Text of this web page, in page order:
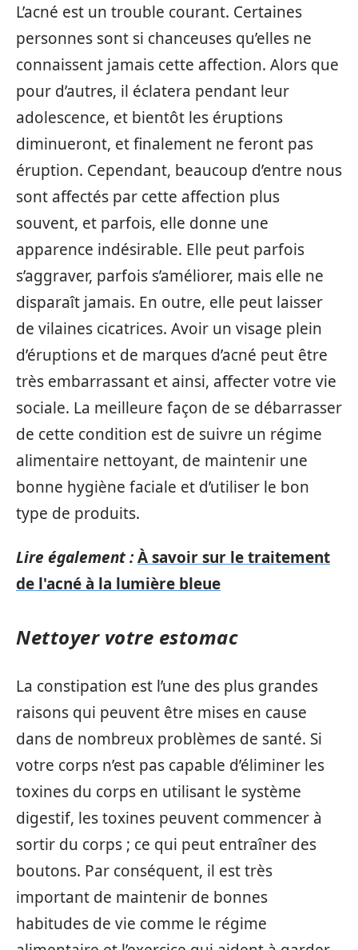
L’acné est un trouble courant. Certaines
personnes sont si chanceuses qu’elles ne
connaissent jamais cette affection. Alors que
pour d’autres, il éclatera pendant leur
adolescence, et bientôt les éruptions
diminueront, et finalement ne feront pas
éruption. Cependant, beaucoup d’entre nous
sont affectés par cette affection plus
souvent, et parfois, elle donne une
apparence indésirable. Elle peut parfois
s’aggraver, parfois s’améliorer, mais elle ne
disparaît jamais. En outre, elle peut laisser
de vilaines cicatrices. Avoir un visage plein
d’éruptions et de marques d’acné peut être
très embarrassant et ainsi, affecter votre vie
sociale. La meilleure façon de se débarrasser
de cette condition est de suivre un régime
alimentaire nettoyant, de maintenir une
bonne hygiène faciale et d’utiliser le bon
type de produits.
Lire également :À savoir sur le traitement
de l'acné à la lumière bleue
Nettoyer votre estomac
La constipation est l’une des plus grandes
raisons qui peuvent être mises en cause
dans de nombreux problèmes de santé. Si
votre corps n’est pas capable d’éliminer les
toxines du corps en utilisant le système
digestif, les toxines peuvent commencer à
sortir du corps ; ce qui peut entraîner des
boutons. Par conséquent, il est très
important de maintenir de bonnes
habitudes de vie comme le régime